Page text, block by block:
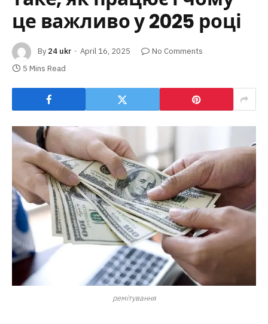
це важливо у 2025 році
By 24 ukr April 16, 2025
No Comments
5 Mins Read
ремітування